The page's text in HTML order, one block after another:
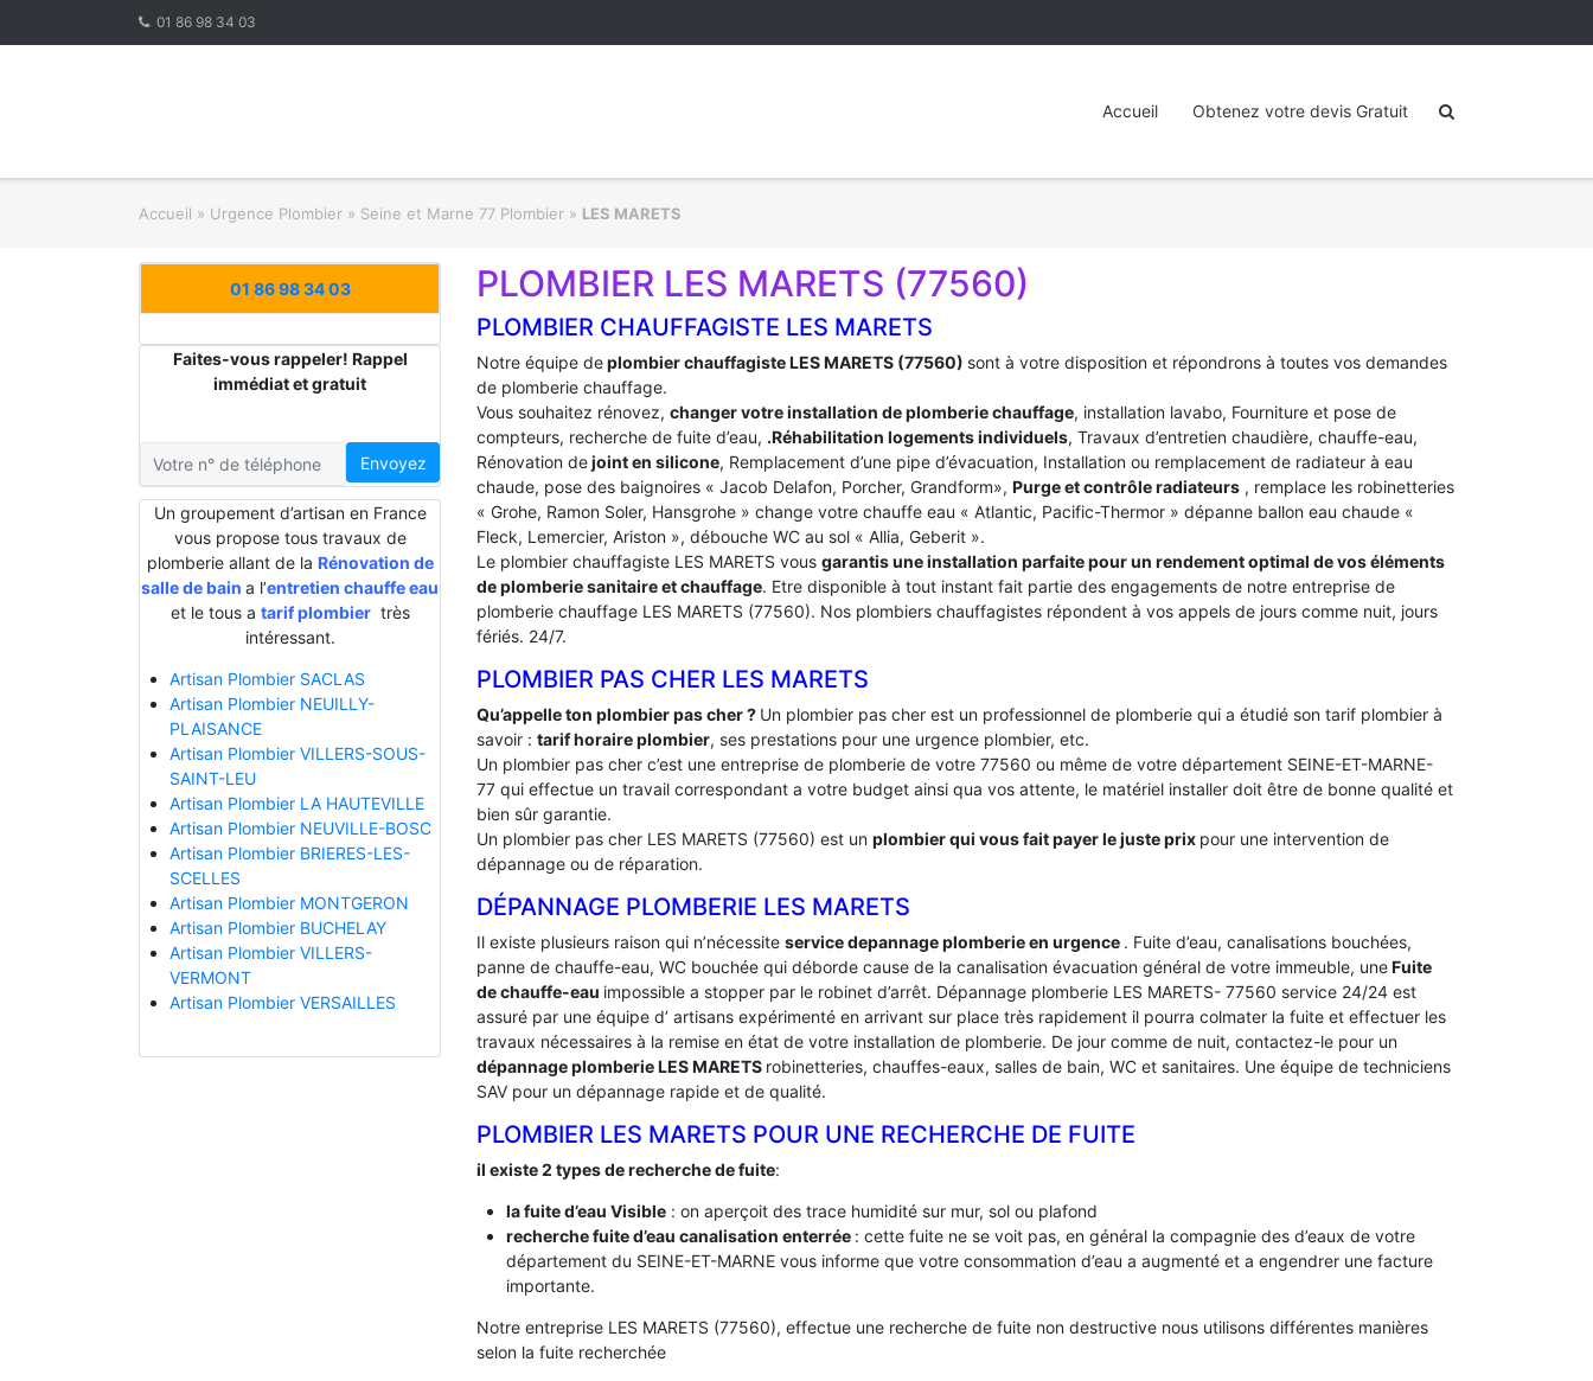
01 86 98 34 03
Accueil Obtenez votre devis Gratuit
Accueil » Urgence Plombier » Seine et Marne 77 Plombier » LES MARETS
01 86 98 34 03
Faites-vous rappeler! Rappel
immédiat et gratuit
Envoyez
Un groupement d’artisan en France
vous propose tous travaux de
plomberie allant de la Rénovation de
salle de bain a l’entretien chauffe eau
et le tous a tarif plombiertrès
intéressant.
Artisan Plombier SACLAS
Artisan Plombier NEUILLY-
PLAISANCE
Artisan Plombier VILLERS-SOUS-
SAINT-LEU
Artisan Plombier LA HAUTEVILLE
Artisan Plombier NEUVILLE-BOSC
Artisan Plombier BRIERES-LES-
SCELLES
Artisan Plombier MONTGERON
Artisan Plombier BUCHELAY
Artisan Plombier VILLERS-
VERMONT
Artisan Plombier VERSAILLES
PLOMBIER LES MARETS (77560)
PLOMBIER CHAUFFAGISTE LES MARETS
Notre équipe deplombier chauffagiste LES MARETS (77560) sont à votre disposition et répondrons à toutes vos demandes
de plomberie chauffage.
Vous souhaitez rénovez, changer votre installation de plomberie chauffage, installation lavabo, Fourniture et pose de
compteurs, recherche de fuite d’eau, .Réhabilitation logements individuels, Travaux d’entretien chaudière, chauffe-eau,
Rénovation dejoint en silicone, Remplacement d’une pipe d’évacuation, Installation ou remplacement de radiateur à eau
chaude, pose des baignoires « Jacob Delafon, Porcher, Grandform», Purge et contrôle radiateurs , remplace les robinetteries
« Grohe, Ramon Soler, Hansgrohe » change votre chauffe eau « Atlantic, Pacific-Thermor » dépanne ballon eau chaude «
Fleck, Lemercier, Ariston », débouche WC au sol « Allia, Geberit ».
Le plombier chauffagiste LES MARETS vous garantis une installation parfaite pour un rendement optimal de vos éléments
de plomberie sanitaire et chauffage. Etre disponible à tout instant fait partie des engagements de notre entreprise de
plomberie chauffage LES MARETS (77560). Nos plombiers chauffagistes répondent à vos appels de jours comme nuit, jours
fériés. 24/7.
PLOMBIER PAS CHER LES MARETS
Qu’appelle ton plombier pas cher ? Un plombier pas cher est un professionnel de plomberie qui a étudié son tarif plombier à
savoir : tarif horaire plombier, ses prestations pour une urgence plombier, etc.
Un plombier pas cher c’est une entreprise de plomberie de votre 77560 ou même de votre département SEINE-ET-MARNE-
77 qui effectue un travail correspondant a votre budget ainsi qua vos attente, le matériel installer doit être de bonne qualité et
bien sûr garantie.
Un plombier pas cher LES MARETS (77560) est un plombier qui vous fait payer le juste prix pour une intervention de
dépannage ou de réparation.
DÉPANNAGE PLOMBERIE LES MARETS
Il existe plusieurs raison qui n’nécessite service depannage plomberie en urgence . Fuite d’eau, canalisations bouchées,
panne de chauffe-eau, WC bouchée qui déborde cause de la canalisation évacuation général de votre immeuble, uneFuite
de chauffe-eau impossible a stopper par le robinet d’arrêt. Dépannage plomberie LES MARETS- 77560 service 24/24 est
assuré par une équipe d’ artisans expérimenté en arrivant sur place très rapidement il pourra colmater la fuite et effectuer les
travaux nécessaires à la remise en état de votre installation de plomberie. De jour comme de nuit, contactez-le pour un
dépannage plomberie LES MARETS robinetteries, chauffes-eaux, salles de bain, WC et sanitaires. Une équipe de techniciens
SAV pour un dépannage rapide et de qualité.
PLOMBIER LES MARETS POUR UNE RECHERCHE DE FUITE
il existe 2 types de recherche de fuite:
la fuite d’eau Visible: on aperçoit des trace humidité sur mur, sol ou plafond
recherche fuite d’eau canalisation enterrée : cette fuite ne se voit pas, en général la compagnie des d’eaux de votre
département du SEINE-ET-MARNE vous informe que votre consommation d’eau a augmenté et a engendrer une facture
importante.
Notre entreprise LES MARETS (77560), effectue une recherche de fuite non destructive nous utilisons différentes manières
selon la fuite recherchée